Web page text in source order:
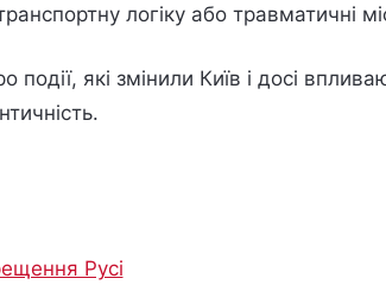
логіку або травматичні
події, які змінили Київ і досі
Русі